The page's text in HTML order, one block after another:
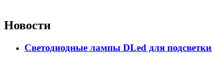
Новости
Светодиодные лампы DLed для